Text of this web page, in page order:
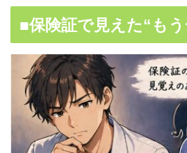
■保険証で見えた“も